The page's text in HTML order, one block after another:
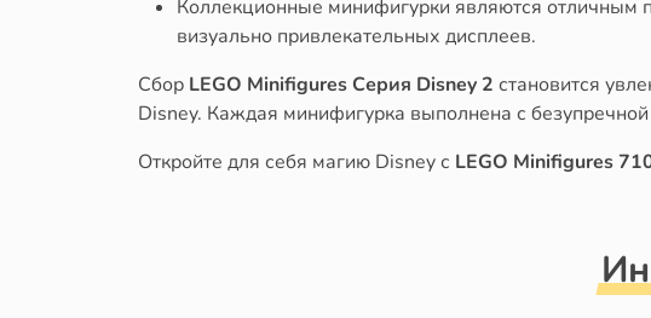
Коллекционные минифигурки являются отличным
визуально привлекательных дисплеев.
Сбор LEGO Minifigures Серия Disney 2 становится
Disney. Каждая минифигурка выполнена с
Откройте для себя магию Disney с LEGO Minifigures